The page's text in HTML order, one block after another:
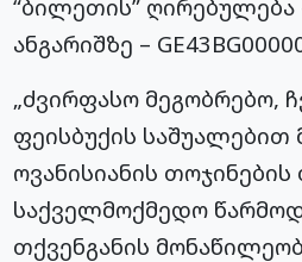
“ბილეთის” ღირებულება
ანგარიშზე –
„ძვირფასო მეგობრებო,
ფეისბუქის საშუალებით
ოვანისიანის
საქველმოქმედო
თქვენგანის